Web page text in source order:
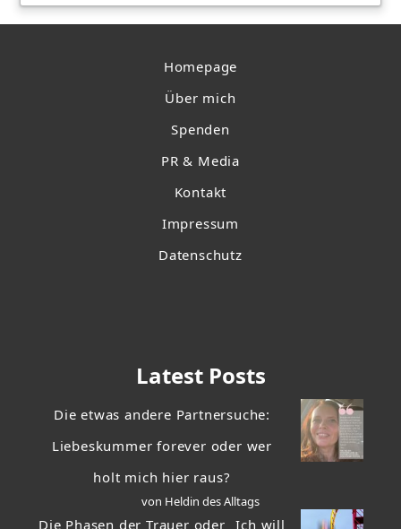
Homepage
Über mich
Spenden
PR & Media
Kontakt
Impressum
Datenschutz
Latest Posts
Die etwas andere Partnersuche:
Liebeskummer forever oder wer
holt mich hier raus?
von Heldin des Alltags
Die Phasen der Trauer oder „Ich will